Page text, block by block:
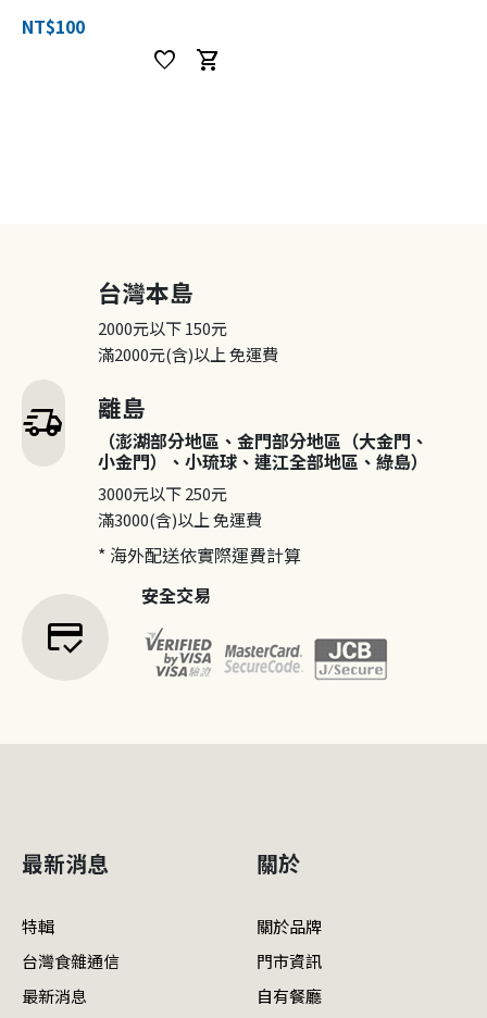
NT$100
favorite shopping_cart
delivery_truck_speed
台灣本島
2000元以下150元
滿2000元(含)以上免運費
離島
（澎湖部分地區、金門部分地區（大金門、
小金門）、小琉球、連江全部地區、綠島）
3000元以下250元
滿3000(含)以上免運費
* 海外配送依實際運費計算
credit_score
安全交易
最新消息
特輯
台灣食雜通信
最新消息
關於
關於品牌
門市資訊
自有餐廳